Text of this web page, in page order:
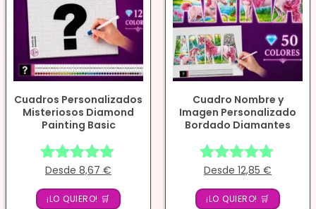
Cuadros Personalizados
Misteriosos Diamond
Painting Basic
Valorado
con
4.75
Desde 8,67 €
¡LO QUIERO! 🛒
Cuadro Nombre y
Imagen Personalizado
Bordado Diamantes
Valorado
con
4.75
Desde 12,85 €
¡LO QUIERO! 🛒